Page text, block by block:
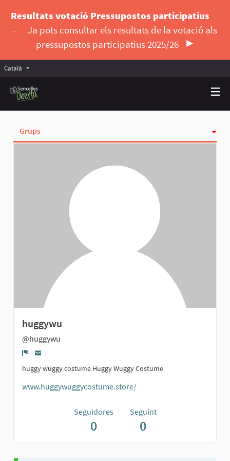
Resultats votació Pressupostos participatius
-
Ja pots consultar els resultats de la votació als
pressupostos participatius 2025/26
Català Triar la llengua
Grups
huggywu
@huggywu
huggy wuggy costume Huggy Wuggy Costume
www.huggywuggycostume.store/
Seguidores
0
Seguint
0